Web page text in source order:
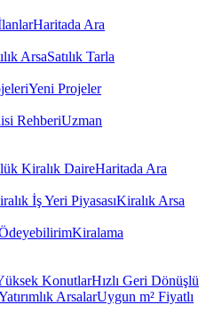
Haritada Ara
ArsaSatılık Tarla
Yeni Projeler
RehberiUzman
Kiralık DaireHaritada Ara
İş Yeri PiyasasıKiralık Arsa
Kiralama
KonutlarHızlı Geri Dönüşlü
ArsalarUygun m² Fiyatlı